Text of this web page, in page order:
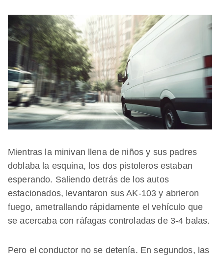
Mientras la minivan llena de niños y sus padres
doblaba la esquina, los dos pistoleros estaban
esperando. Saliendo detrás de los autos
estacionados, levantaron sus AK-103 y abrieron
fuego, ametrallando rápidamente el vehículo que
se acercaba con ráfagas controladas de 3-4 balas.
Pero el conductor no se detenía. En segundos, las